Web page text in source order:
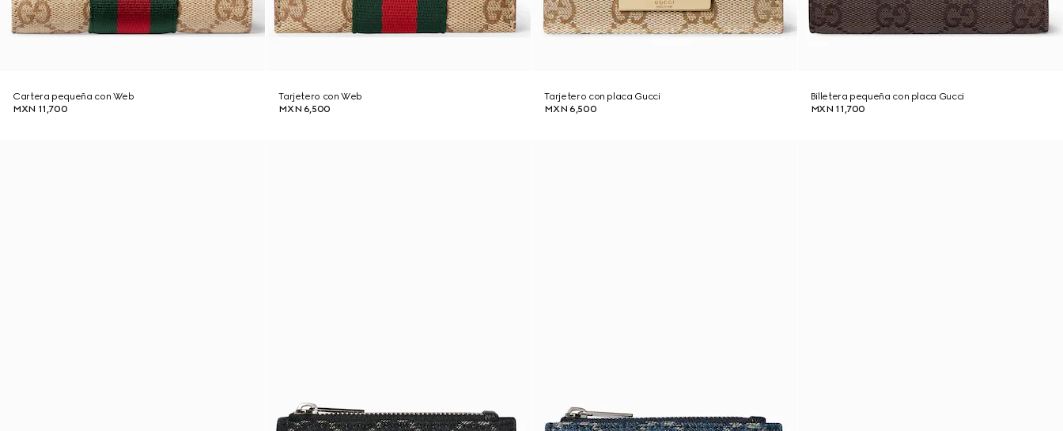
Cartera pequeña con Web
MXN 11,700
Tarjetero con Web
MXN 6,500
Tarjetero con placa Gucci
MXN 6,500
Billetera pequeña con placa Gucci
MXN 11,700